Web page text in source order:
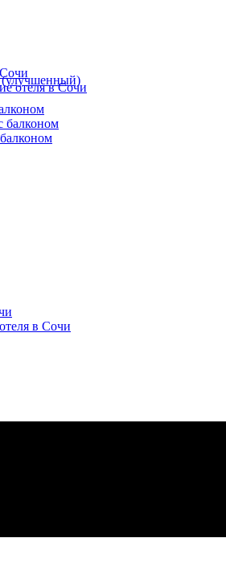
отеля в Сочи
(улучшенный)
балконом
в Сочи